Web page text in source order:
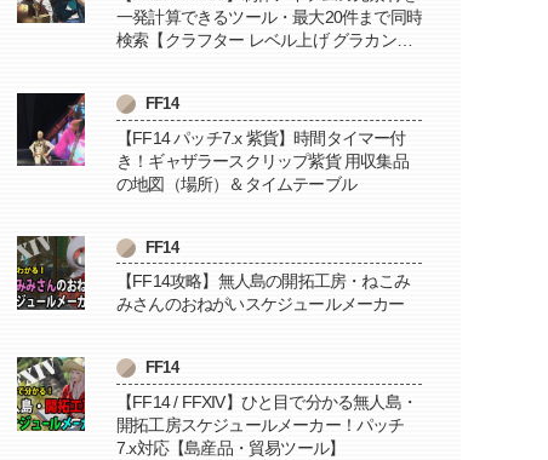
一発計算できるツール・最大20件まで同時
検索【クラフター レベル上げ グラカン納
FF14
【FF14 パッチ7.x 紫貨】時間タイマー付
き！ギャザラースクリップ紫貨 用収集品
の地図（場所）＆タイムテーブル
FF14
【FF14攻略】無人島の開拓工房・ねこみ
みさんのおねがいスケジュールメーカー
FF14
【FF14 / FFXIV】ひと目で分かる無人島・
開拓工房スケジュールメーカー！パッチ
7.x対応【島産品・貿易ツール】